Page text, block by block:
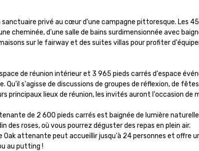
sanctuaire privé au cœur d'une campagne pittoresque.
cheminée, d'une salle de bains surdimensionnée avec
sur le fairway et des suites villas pour profiter
de réunion intérieur et 3 965 pieds carrés d'espace
s'agisse de discussions de groupes de réflexion, de
principaux lieux de réunion, les invités auront l'occasion
de 2 600 pieds carrés est baignée de lumière
des roses, où vous pourrez déguster des repas en plein air.
Oak attenante peut accueillir jusqu'à 24 personnes et offre
au putting !